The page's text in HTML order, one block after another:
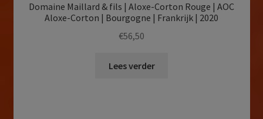
Domaine Maillard & fils | Aloxe-Corton Rouge | AOC
Aloxe-Corton | Bourgogne | Frankrijk | 2020
€56,50
Lees verder